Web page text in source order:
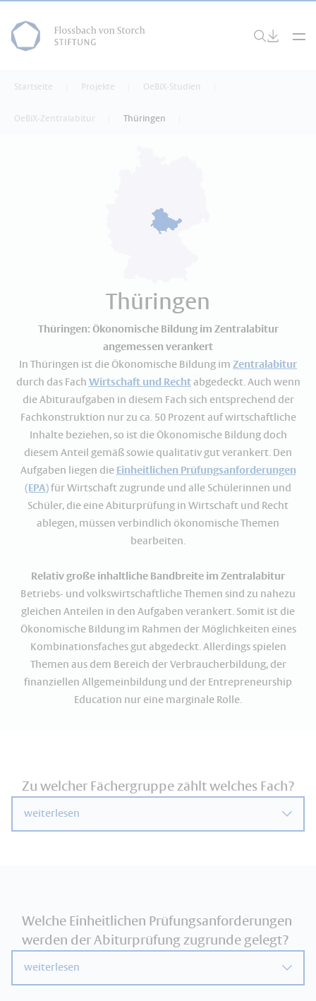
Startseite Projekte OeBiX-Studien
OeBiX-Zentralabitur Thüringen
Thüringen
Thüringen: Ökonomische Bildung im Zentralabitur
angemessen verankert
In Thüringen ist die Ökonomische Bildung im Zentralabitur
durch das Fach Wirtschaft und Rechtabgedeckt. Auch wenn
die Abituraufgaben in diesem Fach sich entsprechend der
Fachkonstruktion nur zu ca. 50 Prozent auf wirtschaftliche
Inhalte beziehen, so ist die Ökonomische Bildung doch
diesem Anteil gemäß sowie qualitativ gut verankert. Den
Aufgaben liegen die Einheitlichen Prüfungsanforderungen
(EPA)für Wirtschaft zugrunde und alle Schülerinnen und
Schüler, die eine Abiturprüfung in Wirtschaft und Recht
ablegen, müssen verbindlich ökonomische Themen
bearbeiten.
Relativ große inhaltliche Bandbreite im Zentralabitur
Betriebs- und volkswirtschaftliche Themen sind zu nahezu
gleichen Anteilen in den Aufgaben verankert. Somit ist die
Ökonomische Bildung im Rahmen der Möglichkeiten eines
Kombinationsfaches gut abgedeckt. Allerdings spielen
Themen aus dem Bereich der Verbraucherbildung, der
finanziellen Allgemeinbildung und der Entrepreneurship
Education nur eine marginale Rolle.
Zu welcher Fächergruppe zählt welches Fach?
weiterlesen
Welche Einheitlichen Prüfungsanforderungen
werden der Abiturprüfung zugrunde gelegt?
weiterlesen